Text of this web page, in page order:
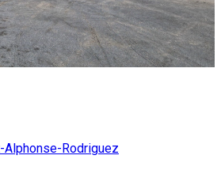
Rodriguez